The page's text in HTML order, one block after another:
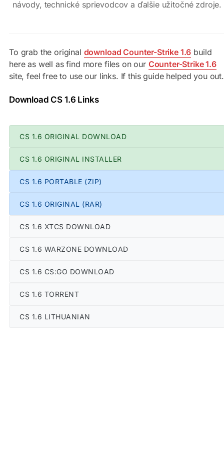
návody, technické sprievodcov a ďalšie užitočné zdroje.
To grab the original download Counter-Strike 1.6 build
here as well as find more files on our Counter-Strike 1.6
site, feel free to use our links. If this guide helped you out.
Download CS 1.6 Links
CS 1.6 ORIGINAL DOWNLOAD
CS 1.6 ORIGINAL INSTALLER
CS 1.6 PORTABLE (ZIP)
CS 1.6 ORIGINAL (RAR)
CS 1.6 XTCS DOWNLOAD
CS 1.6 WARZONE DOWNLOAD
CS 1.6 CS:GO DOWNLOAD
CS 1.6 TORRENT
CS 1.6 LITHUANIAN